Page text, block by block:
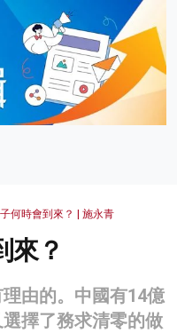
何時會到來？ | 施永青
來？
由的。中國有14億
擇了務求清零的做